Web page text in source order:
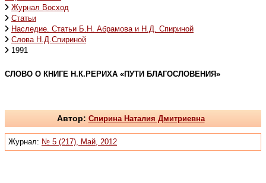
Журнал Восход
Статьи
Наследие. Статьи Б.Н. Абрамова и Н.Д. Спириной
Слова Н.Д.Спириной
1991
СЛОВО О КНИГЕ Н.К.РЕРИХА «ПУТИ БЛАГОСЛОВЕНИЯ»
Автор: Спирина Наталия Дмитриевна
Журнал: № 5 (217), Май, 2012